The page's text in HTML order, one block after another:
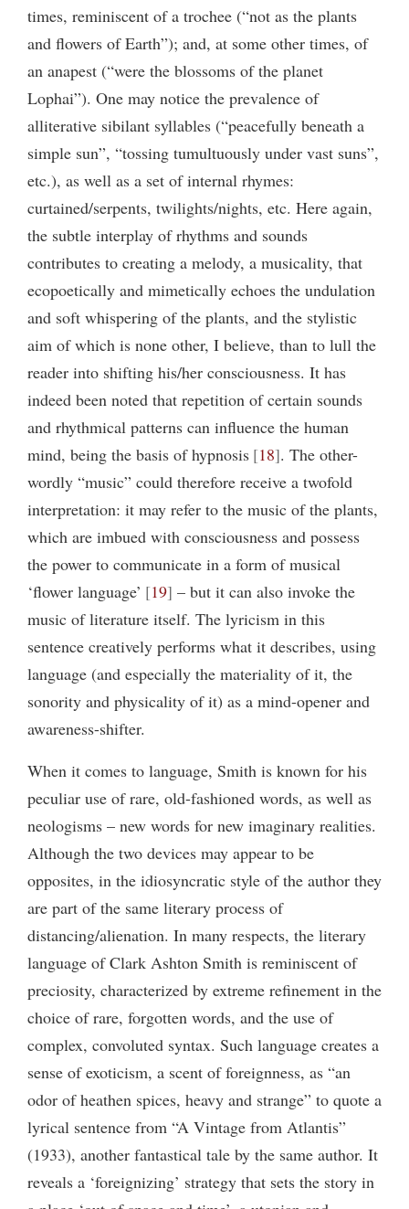
times, reminiscent of a trochee (“not as the plants
and flowers of Earth”); and, at some other times, of
an anapest (“were the blossoms of the planet
Lophai”). One may notice the prevalence of
alliterative sibilant syllables (“peacefully beneath a
simple sun”, “tossing tumultuously under vast suns”,
etc.), as well as a set of internal rhymes:
curtained/serpents, twilights/nights, etc. Here again,
the subtle interplay of rhythms and sounds
contributes to creating a melody, a musicality, that
ecopoetically and mimetically echoes the undulation
and soft whispering of the plants, and the stylistic
aim of which is none other, I believe, than to lull the
reader into shifting his/her consciousness. It has
indeed been noted that repetition of certain sounds
and rhythmical patterns can influence the human
mind, being the basis of hypnosis 18 . The other-
wordly “music” could therefore receive a twofold
interpretation: it may refer to the music of the plants,
which are imbued with consciousness and possess
the power to communicate in a form of musical
‘flower language’ 19 – but it can also invoke the
music of literature itself. The lyricism in this
sentence creatively performs what it describes, using
language (and especially the materiality of it, the
sonority and physicality of it) as a mind-opener and
awareness-shifter.
When it comes to language, Smith is known for his
peculiar use of rare, old-fashioned words, as well as
neologisms – new words for new imaginary realities.
Although the two devices may appear to be
opposites, in the idiosyncratic style of the author they
are part of the same literary process of
distancing/alienation. In many respects, the literary
language of Clark Ashton Smith is reminiscent of
preciosity, characterized by extreme refinement in the
choice of rare, forgotten words, and the use of
complex, convoluted syntax. Such language creates a
sense of exoticism, a scent of foreignness, as “an
odor of heathen spices, heavy and strange” to quote a
lyrical sentence from “A Vintage from Atlantis”
(1933), another fantastical tale by the same author. It
reveals a ‘foreignizing’ strategy that sets the story in